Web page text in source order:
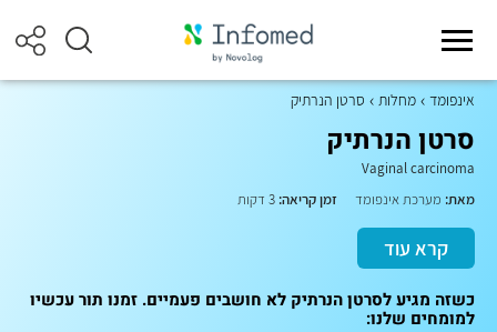
אינפומד מחלות סרטן הנרתיק
סרטן הנרתיק
Vaginal carcinoma
מאת: מערכת אינפומד זמן קריאה:
קרא עוד
כשזה מגיע לסרטן הנרתיק לא חושבים פעמיים. זמנו תור עכשיו
למומחים שלנו: